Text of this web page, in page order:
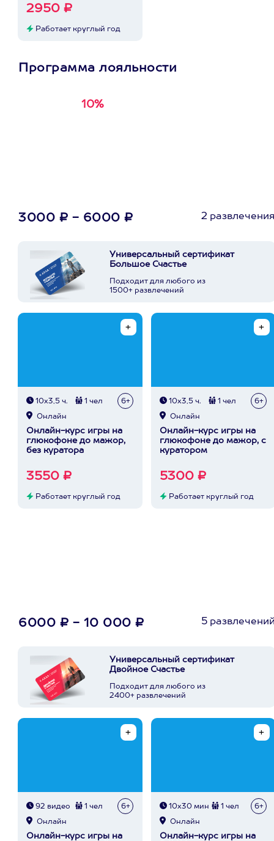
2950 ₽
Работает круглый год
Программа лояльности
10%
3000 ₽ - 6000 ₽ 2
Универсальный сертификат
Большое Счастье
Подходит для любого из
1500+ развлечений
10х3,5 ч. 1 чел 6+
Онлайн
Онлайн-курс игры на
глюкофоне до мажор,
без куратора
3550 ₽
Работает круглый год
10х3,5 ч. 1 чел 6+
Онлайн
Онлайн-курс игры на
глюкофоне до мажор, с
куратором
5300 ₽
Работает круглый год
6000 ₽ - 10 000 ₽ 5
Универсальный сертификат
Двойное Счастье
Подходит для любого из
2400+ развлечений
92 видео 1 чел 6+
Онлайн
Онлайн-курс игры на
10х30 мин 1 чел 6+
Онлайн
Онлайн-курс игры на